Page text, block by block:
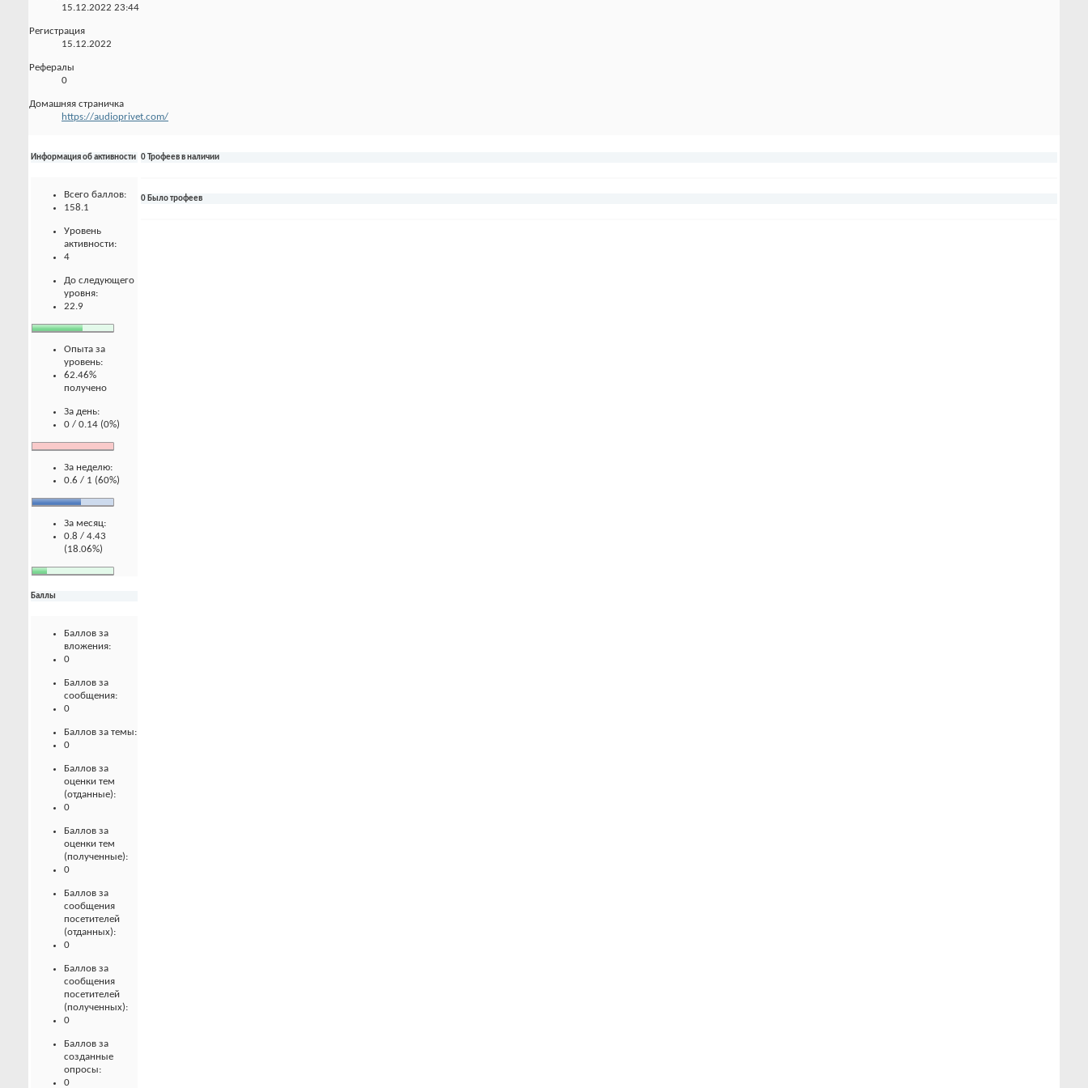
15.12.2022 23:44
Регистрация
15.12.2022
Рефералы
0
Домашняя страничка
https://audioprivet.com/
Информация об активности
Всего баллов:
158.1
Уровень
активности:
4
До следующего
уровня:
22.9
Опыта за
уровень:
62.46%
получено
За день:
0 / 0.14 (0%)
За неделю:
0.6 / 1 (60%)
За месяц:
0.8 / 4.43
(18.06%)
Баллы
Баллов за
вложения:
0
Баллов за
сообщения:
0
Баллов за темы:
0
Баллов за
оценки тем
(отданные):
0
Баллов за
оценки тем
(полученные):
0
Баллов за
сообщения
посетителей
(отданных):
0
Баллов за
сообщения
посетителей
(полученных):
0
Баллов за
созданные
опросы:
0
0 Трофеев в наличии
0 Было трофеев